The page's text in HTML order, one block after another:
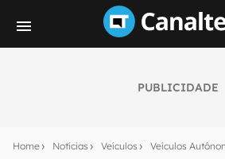
PUBLICIDADE
Home Notícias Veículos Veículos
notícias e reviews sobre